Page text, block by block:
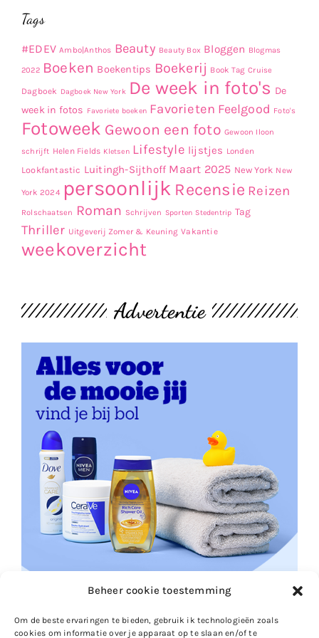
Beheer cookie toestemming
Om de beste ervaringen te bieden, gebruik ik technologieën zoals
cookies om informatie over je apparaat op te slaan en/of te
Tags
#EDEV Ambo|Anthos Beauty Beauty Box Bloggen Blogmas
2022 Boeken Boekentips Boekerij Book Tag Cruise
Dagboek Dagboek New York De week in foto's De
week in fotos Favoriete boeken Favorieten Feelgood Foto's
Fotoweek Gewoon een foto Gewoon Iloon
schrijft Helen Fields Kletsen Lifestyle lijstjes Londen
Lookfantastic Luitingh-Sijthoff Maart 2025 New York New
York 2024 persoonlijk Recensie Reizen
Rolschaatsen Roman Schrijven Sporten Stedentrip Tag
Thriller Uitgeverij Zomer & Keuning Vakantie
weekoverzicht
Advertentie